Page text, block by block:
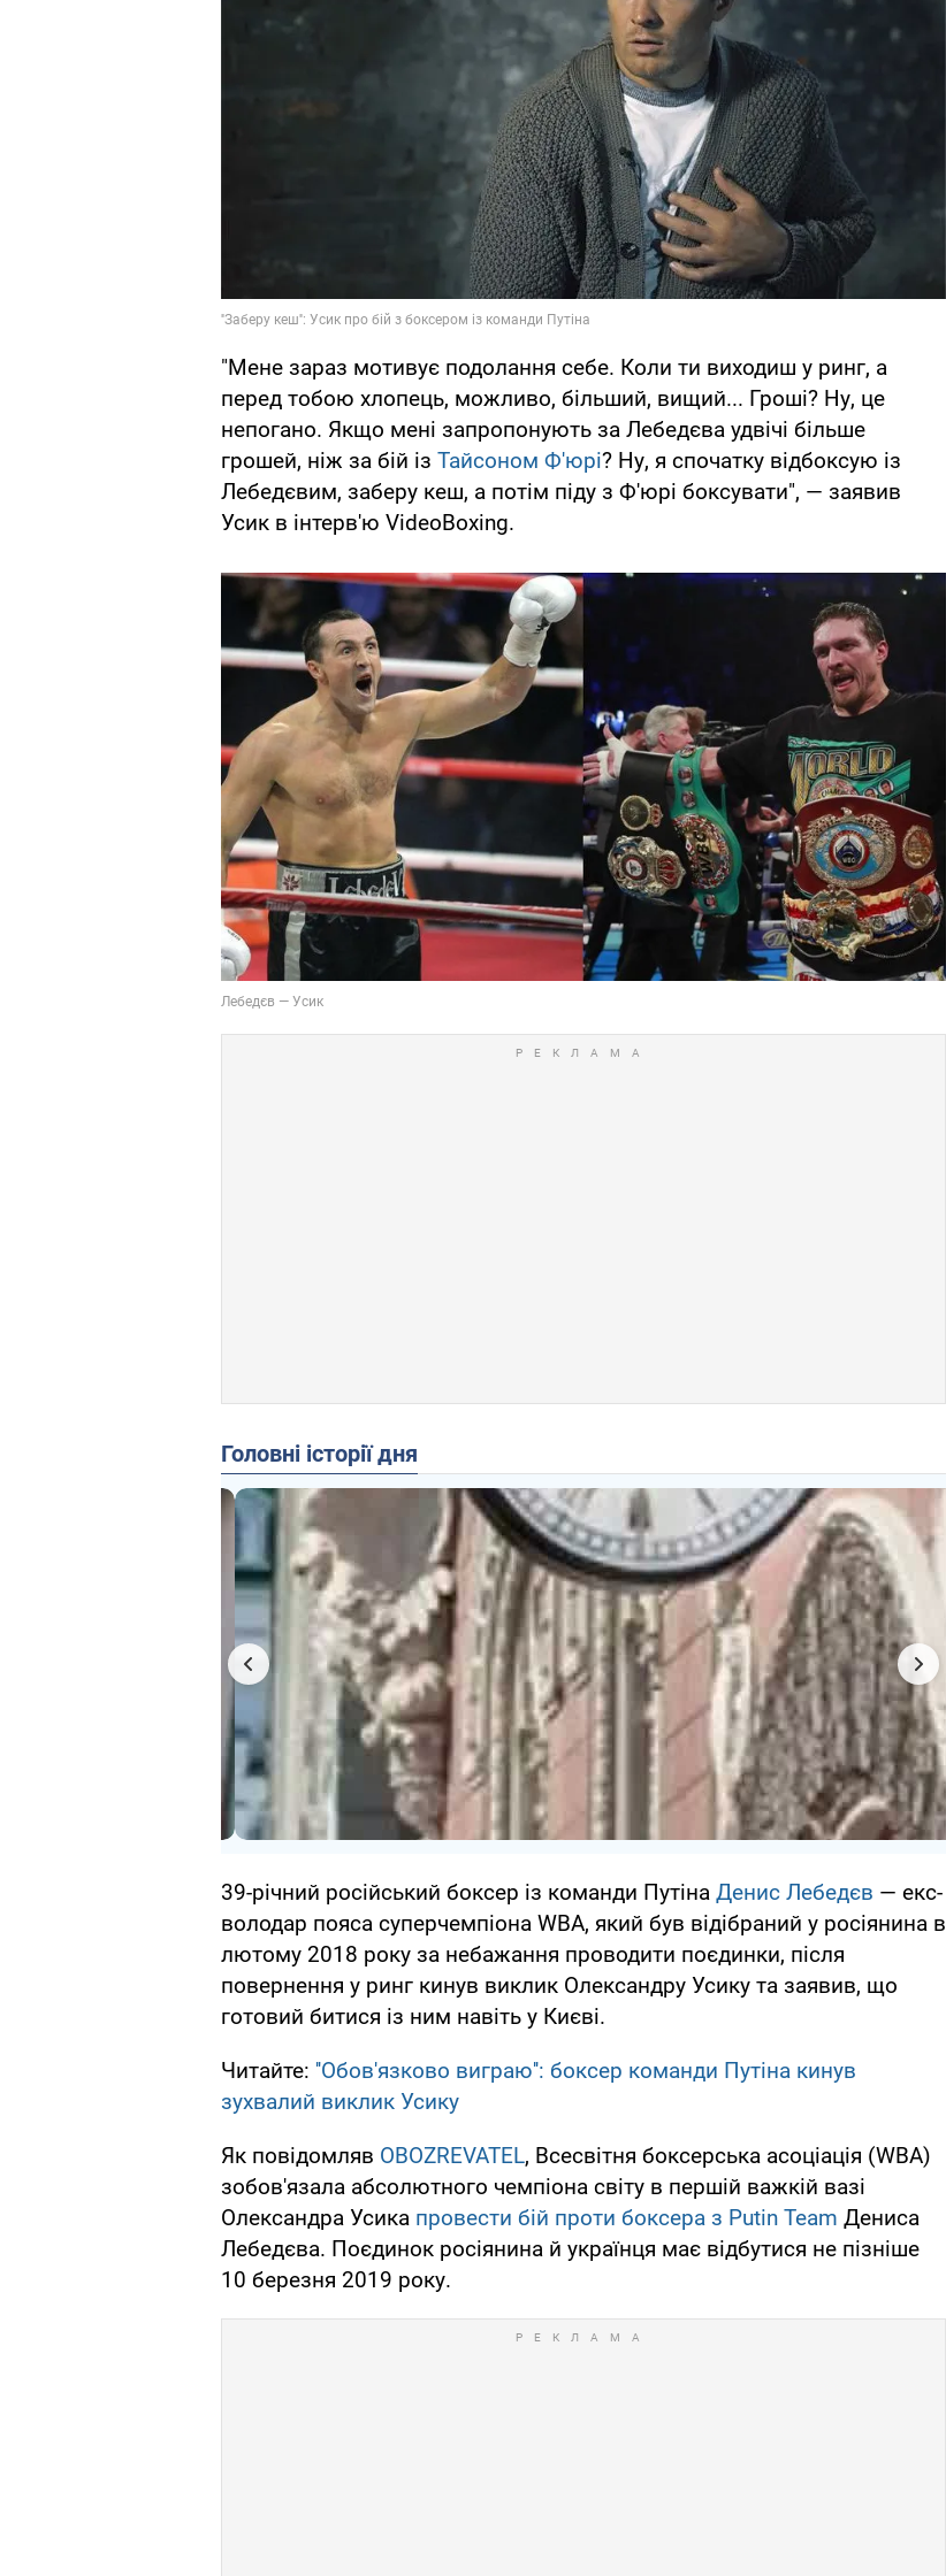
"Мене зараз мотивує подолання себе. Коли ти виходиш у ринг, а
перед тобою хлопець, можливо, більший, вищий... Гроші? Ну, це
непогано. Якщо мені запропонують за Лебедєва удвічі більше
грошей, ніж за бій із Тайсоном Ф'юрі? Ну, я спочатку відбоксую із
Лебедєвим, заберу кеш, а потім піду з Ф'юрі боксувати", — заявив
Усик в інтерв'ю VideoBoxing.
Головні історії дня
39-річний російський боксер із команди Путіна Денис Лебедєв — екс-
володар пояса суперчемпіона WBA, який був відібраний у росіянина в
лютому 2018 року за небажання проводити поєдинки, після
повернення у ринг кинув виклик Олександру Усику та заявив, що
готовий битися із ним навіть у Києві.
Читайте: ''Обов'язково виграю'': боксер команди Путіна кинув
зухвалий виклик Усику
Як повідомляв OBOZREVATEL, Всесвітня боксерська асоціація (WBA)
зобов'язала абсолютного чемпіона світу в першій важкій вазі
Олександра Усика провести бій проти боксера з Putin Team Дениса
Лебедєва. Поєдинок росіянина й українця має відбутися не пізніше
10 березня 2019 року.